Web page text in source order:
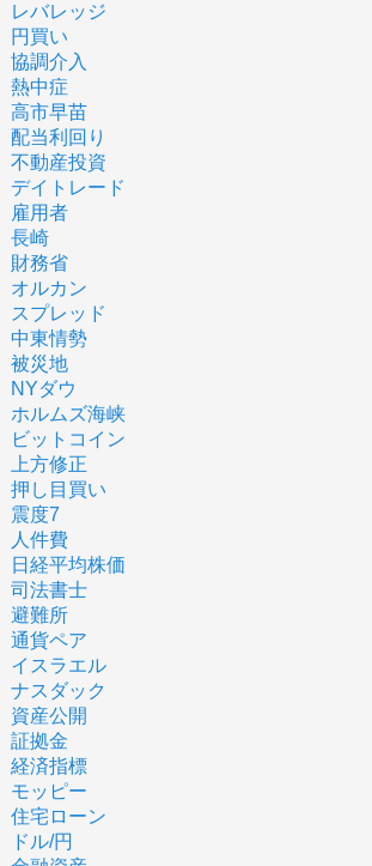
レバレッジ
円買い
協調介入
熱中症
高市早苗
配当利回り
不動産投資
デイトレード
雇用者
長崎
財務省
オルカン
スプレッド
中東情勢
被災地
NYダウ
ホルムズ海峡
ビットコイン
上方修正
押し目買い
震度7
人件費
日経平均株価
司法書士
避難所
通貨ペア
イスラエル
ナスダック
資産公開
証拠金
経済指標
モッピー
住宅ローン
ドル/円